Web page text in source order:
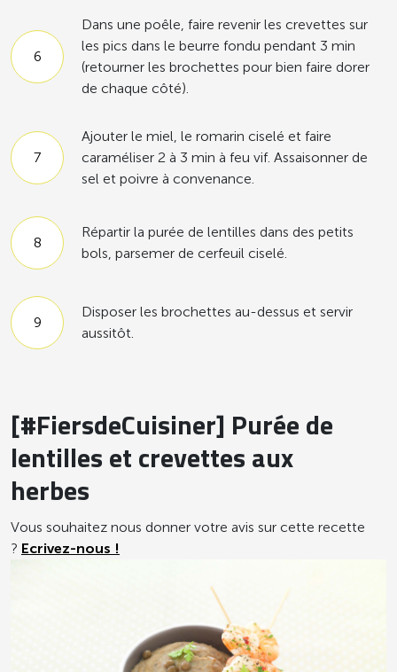
Dans une poêle, faire revenir les crevettes sur
les pics dans le beurre fondu pendant 3 min
(retourner les brochettes pour bien faire dorer
de chaque côté).
Ajouter le miel, le romarin ciselé et faire
caraméliser 2 à 3 min à feu vif. Assaisonner de
sel et poivre à convenance.
Répartir la purée de lentilles dans des petits
bols, parsemer de cerfeuil ciselé.
Disposer les brochettes au-dessus et servir
aussitôt.
[#FiersdeCuisiner] Purée de
lentilles et crevettes aux
herbes
Vous souhaitez nous donner votre avis sur cette recette
? Ecrivez-nous !